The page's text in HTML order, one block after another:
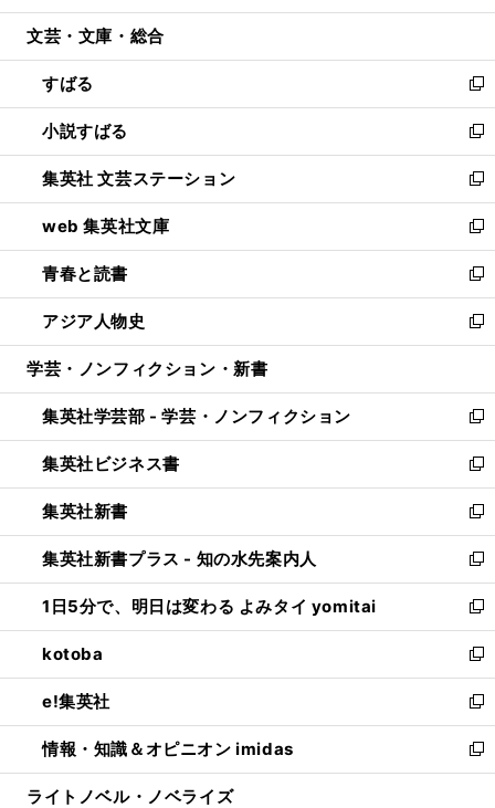
開
ウ
開
く
ン
ウ
で
開
く
ウ
ン
ド
ウ
で
開
く
文芸・文庫・総合
すばる
新
し
い
ウ
ィ
ン
ド
ウ
で
開
く
小説すばる
新
し
い
ウ
ィ
ン
ド
ウ
で
開
集英社 文芸ステーション
新
し
い
ウ
ィ
ン
ド
ウ
開
く
web 集英社文庫
新
し
い
ウ
ィ
ン
ウ
で
開
く
青春と読書
新
し
い
ウ
ン
ド
ウ
で
開
く
アジア人物史
新
し
ウ
ィ
ン
ド
ウ
で
開
く
学芸・ノンフィクション・新書
集英社学芸部 - 学芸・ノンフィクション
新
し
い
ウ
ィ
ン
ド
ウ
で
開
く
集英社ビジネス書
新
し
い
ウ
ィ
ン
ド
ウ
で
開
く
集英社新書
新
し
い
ウ
ィ
ン
ド
ウ
で
開
く
集英社新書プラス - 知の水先案内人
新
し
い
ウ
ィ
ン
ド
ウ
で
開
1日5分で、明日は変わる よみタイ yomitai
新
し
い
ウ
ィ
ン
ド
ウ
kotoba
新
し
い
ウ
ィ
ン
e!集英社
新
し
い
ウ
情報・知識＆オピニオン imidas
新
し
ライトノベル・ノベライズ